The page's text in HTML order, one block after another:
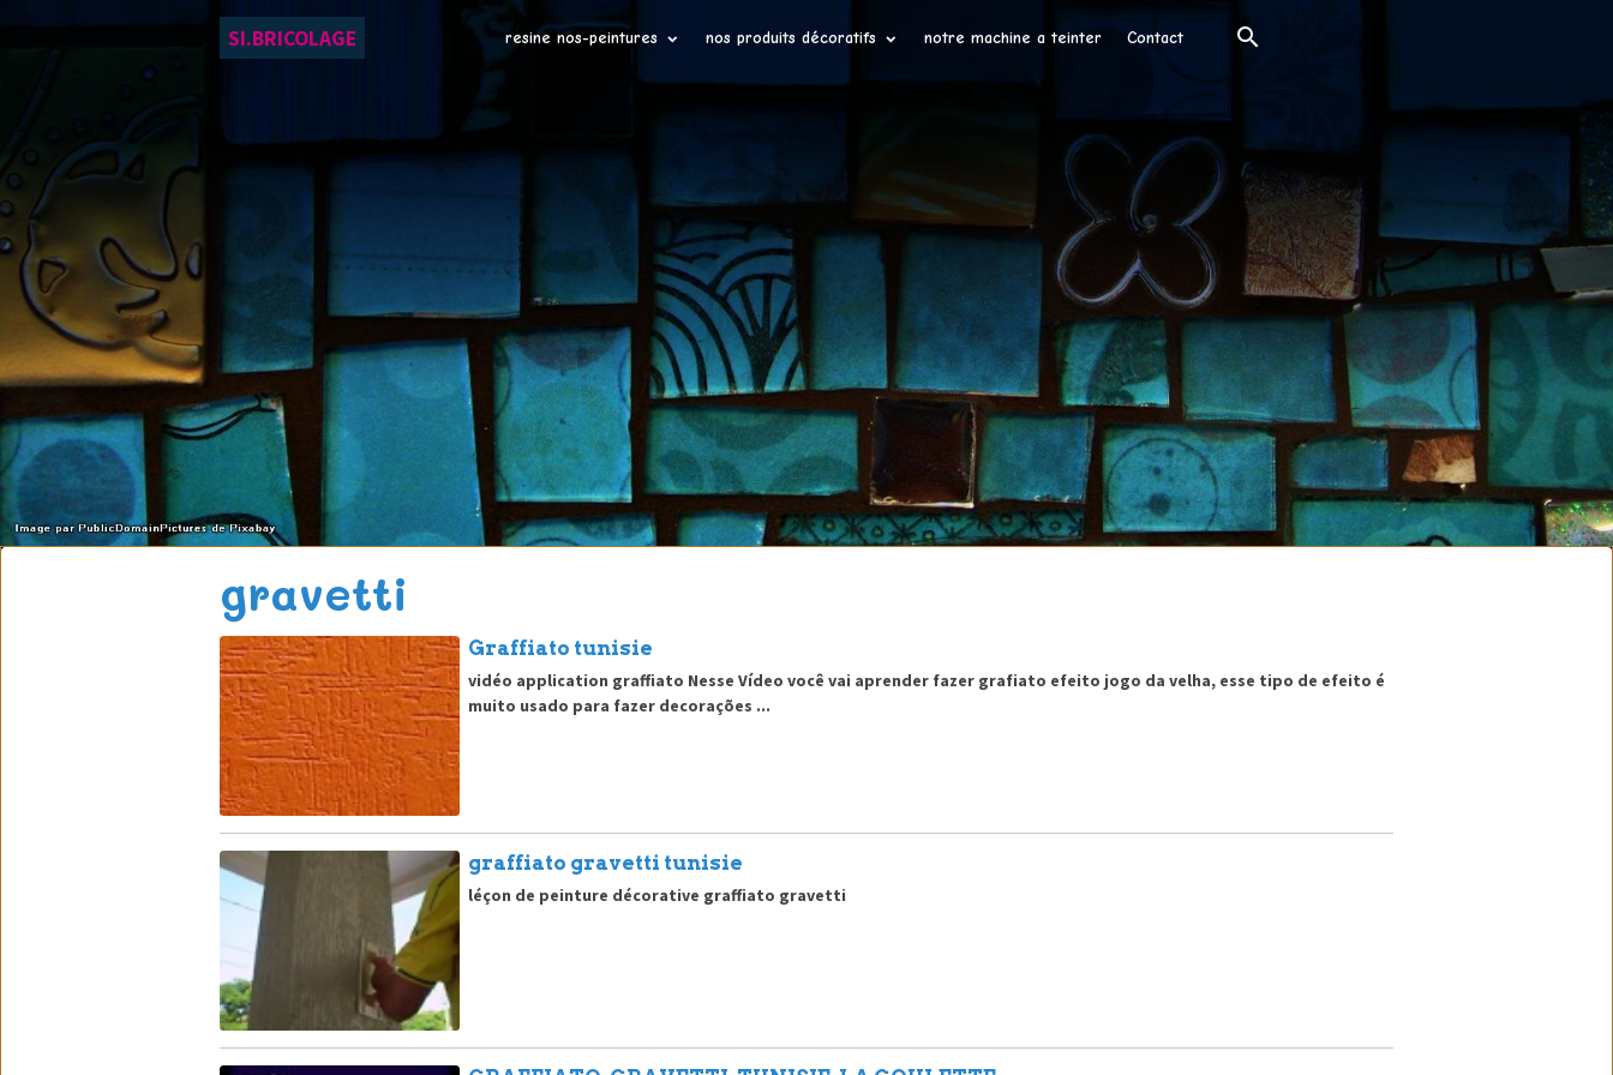
SI.BRICOLAGE resine nos-peintures nos produits décoratifs notre machine a teinter Contact
gravetti
Graffiato tunisie
vidéo application graffiato Nesse Vídeo você vai aprender fazer grafiato efeito jogo da velha, esse tipo de efeito é
muito usado para fazer decorações ...
graffiato gravetti tunisie
léçon de peinture décorative graffiato gravetti